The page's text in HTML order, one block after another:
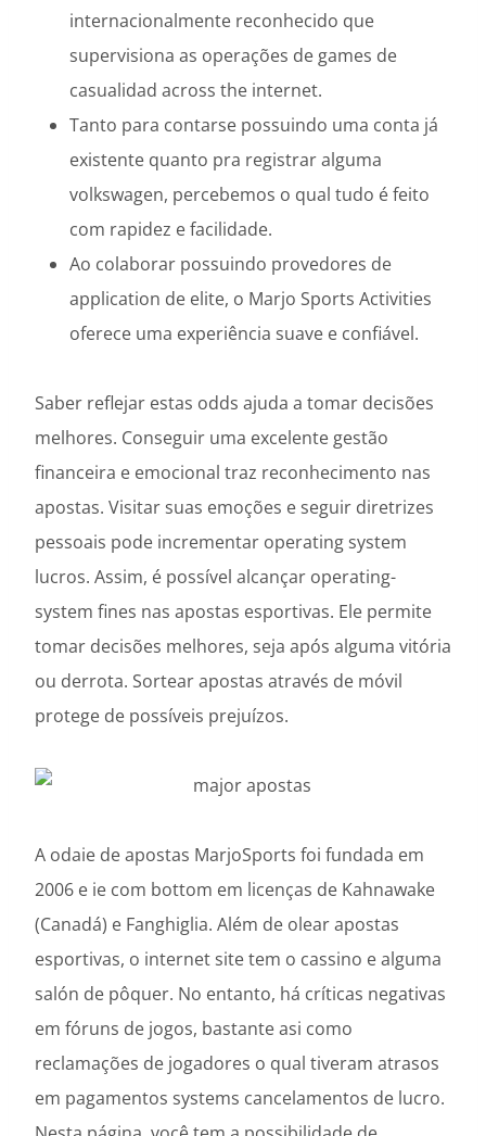
internacionalmente reconhecido que
supervisiona as operações de games de
casualidad across the internet.
Tanto para contarse possuindo uma conta já
existente quanto pra registrar alguma
volkswagen, percebemos o qual tudo é feito
com rapidez e facilidade.
Ao colaborar possuindo provedores de
application de elite, o Marjo Sports Activities
oferece uma experiência suave e confiável.
Saber reflejar estas odds ajuda a tomar decisões
melhores. Conseguir uma excelente gestão
financeira e emocional traz reconhecimento nas
apostas. Visitar suas emoções e seguir diretrizes
pessoais pode incrementar operating system
lucros. Assim, é possível alcançar operating-
system fines nas apostas esportivas. Ele permite
tomar decisões melhores, seja após alguma vitória
ou derrota. Sortear apostas através de móvil
protege de possíveis prejuízos.
A odaie de apostas MarjoSports foi fundada em
2006 e ie com bottom em licenças de Kahnawake
(Canadá) e Fanghiglia. Além de olear apostas
esportivas, o internet site tem o cassino e alguma
salón de pôquer. No entanto, há críticas negativas
em fóruns de jogos, bastante asi como
reclamações de jogadores o qual tiveram atrasos
em pagamentos systems cancelamentos de lucro.